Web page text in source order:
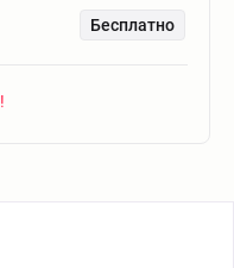
Бесплатно